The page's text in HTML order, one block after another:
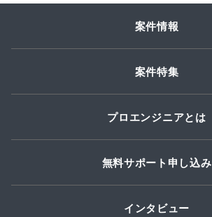
案件情報
案件特集
プロエンジニアとは
無料サポート申し込み
インタビュー